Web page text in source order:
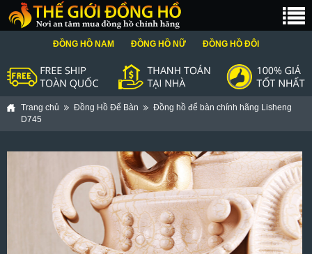
ĐỒNG HỒ NAM ĐỒNG HỒ NỮ ĐỒNG HỒ ĐÔI
Trang chủ Đồng Hồ Để Bàn
Đồng hồ để bàn chính hãng Lisheng
D745